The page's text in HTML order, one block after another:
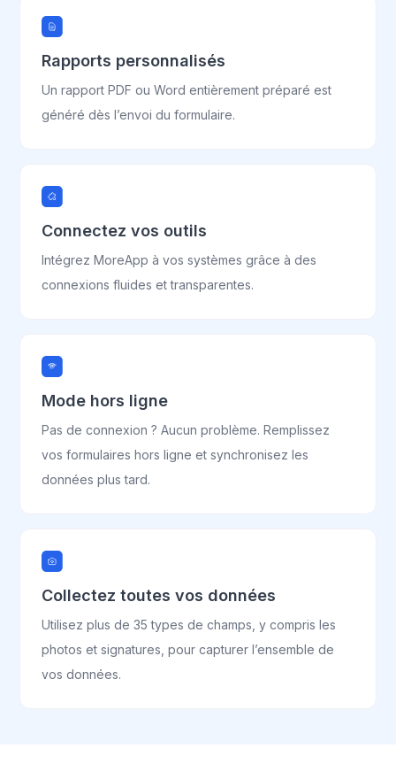
Rapports personnalisés
Un rapport PDF ou Word entièrement préparé est
généré dès l’envoi du formulaire.
Connectez vos outils
Intégrez MoreApp à vos systèmes grâce à des
connexions fluides et transparentes.
Mode hors ligne
Pas de connexion ? Aucun problème. Remplissez
vos formulaires hors ligne et synchronisez les
données plus tard.
Collectez toutes vos données
Utilisez plus de 35 types de champs, y compris les
photos et signatures, pour capturer l’ensemble de
vos données.